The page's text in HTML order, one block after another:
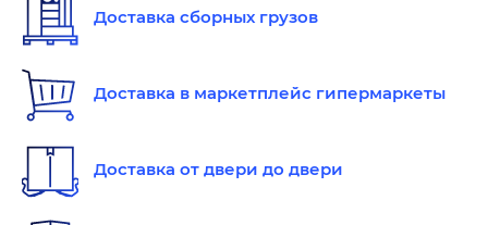
Доставка сборных грузов
Доставка в маркетплейс гипермаркеты
Доставка от двери до двери